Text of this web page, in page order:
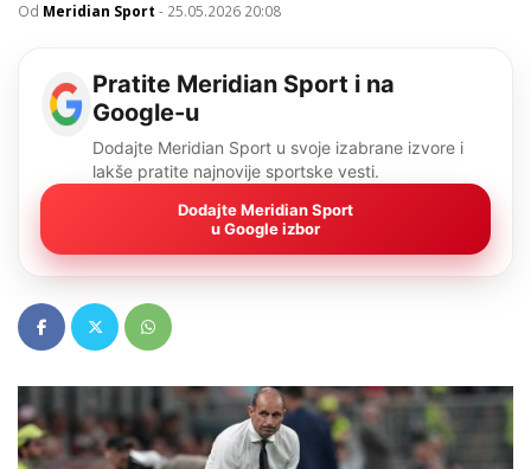
Od Meridian Sport - 25.05.2026 20:08
Pratite Meridian Sport i na
Google-u
Dodajte Meridian Sport u svoje izabrane izvore i
lakše pratite najnovije sportske vesti.
Dodajte Meridian Sport
u Google izbor